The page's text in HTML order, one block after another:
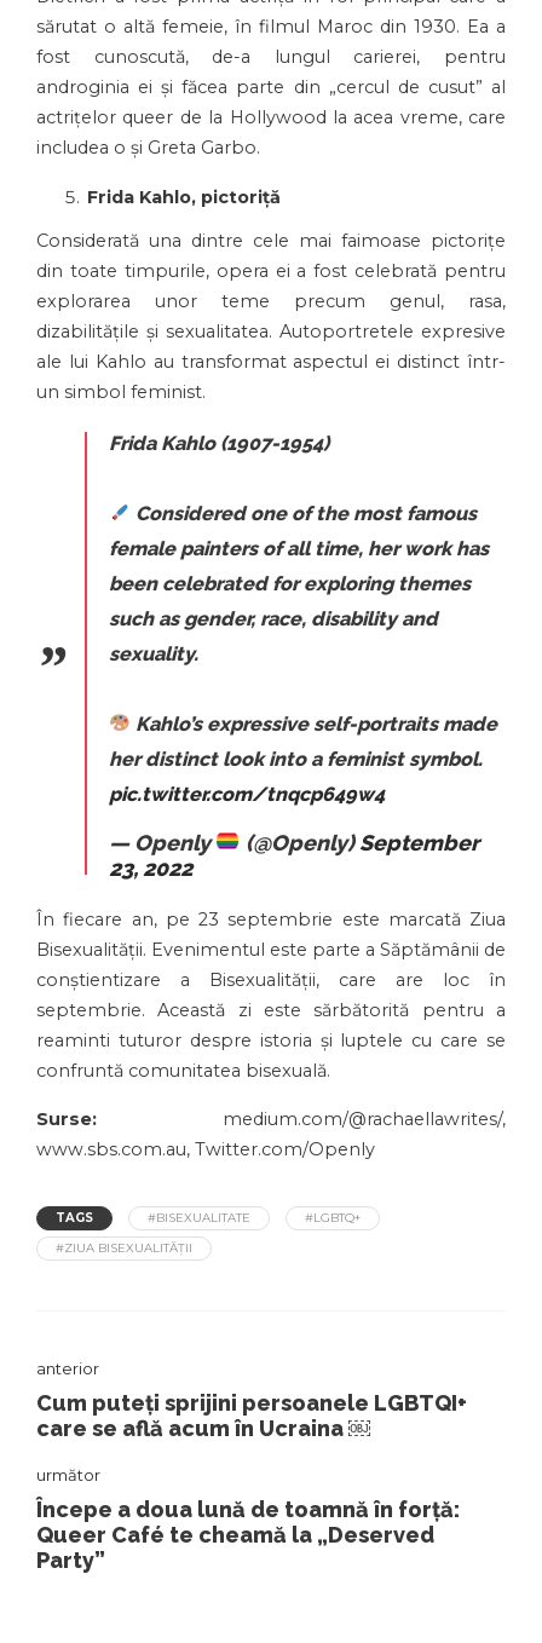
sărutat o altă femeie, în filmul Maroc din 1930. Ea a
fost cunoscută, de-a lungul carierei, pentru
androginia ei și făcea parte din „cercul de cusut” al
actrițelor queer de la Hollywood la acea vreme, care
includea o și Greta Garbo.
Frida Kahlo, pictoriță
Considerată una dintre cele mai faimoase pictorițe
din toate timpurile, opera ei a fost celebrată pentru
explorarea unor teme precum genul, rasa,
dizabilitățile și sexualitatea. Autoportretele expresive
ale lui Kahlo au transformat aspectul ei distinct într-
un simbol feminist.
Frida Kahlo (1907-1954)
Considered one of the most famous
female painters of all time, her work has
been celebrated for exploring themes
such as gender, race, disability and
sexuality.
Kahlo’s expressive self-portraits made
her distinct look into a feminist symbol.
pic.twitter.com/tnqcp649w4
— Openly (@Openly)September
23, 2022
În fiecare an, pe 23 septembrie este marcată Ziua
Bisexualității. Evenimentul este parte a Săptămânii de
conștientizare a Bisexualității, care are loc în
septembrie. Această zi este sărbătorită pentru a
reaminti tuturor despre istoria și luptele cu care se
confruntă comunitatea bisexuală.
Surse: medium.com/@rachaellawrites/,
www.sbs.com.au, Twitter.com/Openly
TAGS #BISEXUALITATE
#LGBTQ+
#ZIUA BISEXUALITĂȚII
anterior
Cum puteți sprijini persoanele LGBTQI+
care se află acum în Ucraina ￼
următor
Începe a doua lună de toamnă în forță:
Queer Café te cheamă la „Deserved
Party”